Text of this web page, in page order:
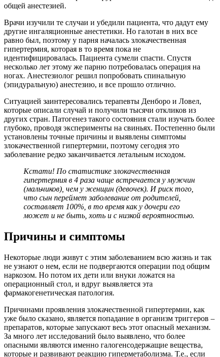
общей анестезией.
Врачи изучили те случаи и убедили пациента, что дадут ему
другие ингаляционные анестетики. Но галотан в них все
равно был, поэтому у парня началась злокачественная
гипертермия, которая в то время пока не
идентифицировалась. Пациента сумели спасти. Спустя
несколько лет этому же парню потребовалась операция на
ногах. Анестезиолог решил попробовать спинальную
(эпидуральную) анестезию, и все прошло отлично.
Ситуацией заинтересовались терапевты Денборо и Ловел,
которые описали случай и получили тысячи откликов из
других стран. Патогенез такого состояния стали изучать более
глубоко, проводя эксперименты на свиньях. Постепенно были
установлены точные причины и выявлены симптомы
злокачественной гипертермии, поэтому сегодня это
заболевание редко заканчивается летальным исходом.
Кстати! По статистике злокачественная
гипертермия в 4 раза чаще встречается у мужчин
(мальчиков), чем у женщин (девочек). И риск того,
что сын переймет заболевание от родителей,
составляет 100%, в то время как у дочери его
может и не быть, хоть и с низкой вероятностью.
Причины и симптомы
Некоторые люди живут с этим заболеванием всю жизнь и так
не узнают о нем, если не подвергаются операции под общим
наркозом. Но потом их дети или внуки ложатся на
операционный стол, и вдруг выявляется эта
фармакогенетическая патология.
Причинами проявления злокачественной гипертермии, как
уже было сказано, является попадание в организм триггеров –
препаратов, которые запускают весь этот опасный механизм.
За много лет исследований было выявлено, что более
опасными являются именно галогенсодержащие вещества,
которые и развивают реакцию гиперметаболизма. Т.е., если